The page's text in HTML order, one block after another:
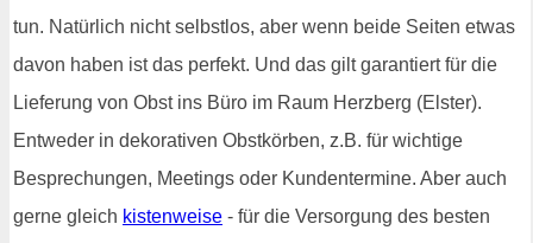
tun. Natürlich nicht selbstlos, aber wenn beide Seiten etwas
davon haben ist das perfekt. Und das gilt garantiert für die
Lieferung von Obst ins Büro im Raum Herzberg (Elster).
Entweder in dekorativen Obstkörben, z.B. für wichtige
Besprechungen, Meetings oder Kundentermine. Aber auch
gerne gleich kistenweise - für die Versorgung des besten